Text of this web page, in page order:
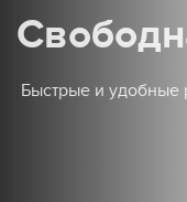
Быстрые и удобные